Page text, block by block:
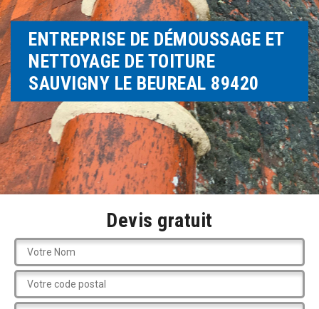
ENTREPRISE DE DÉMOUSSAGE ET
NETTOYAGE DE TOITURE
SAUVIGNY LE BEUREAL 89420
Devis gratuit